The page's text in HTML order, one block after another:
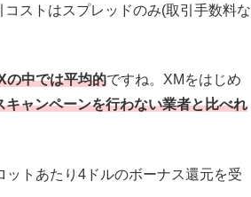
ストはスプレッドのみ(取引手数料な
の中では平均的ですね。XMをはじめ
キャンペーンを行わない業者と比べれ
トあたり4ドルのボーナス還元を受